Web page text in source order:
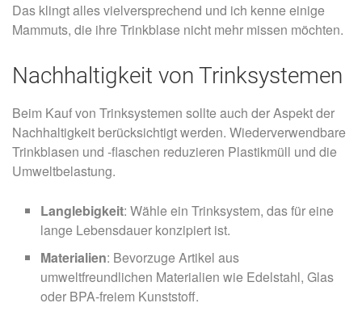
Das klingt alles vielversprechend und ich kenne einige
Mammuts, die ihre Trinkblase nicht mehr missen möchten.
Nachhaltigkeit von Trinksystemen
Beim Kauf von Trinksystemen sollte auch der Aspekt der
Nachhaltigkeit berücksichtigt werden. Wiederverwendbare
Trinkblasen und -flaschen reduzieren Plastikmüll und die
Umweltbelastung.
Langlebigkeit: Wähle ein Trinksystem, das für eine
lange Lebensdauer konzipiert ist.
Materialien: Bevorzuge Artikel aus
umweltfreundlichen Materialien wie Edelstahl, Glas
oder BPA-freiem Kunststoff.